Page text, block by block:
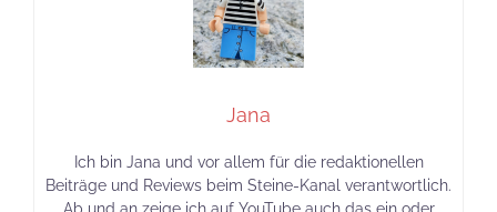
Jana
Ich bin Jana und vor allem für die redaktionellen
Beiträge und Reviews beim Steine-Kanal verantwortlich.
Ab und an zeige ich auf YouTube auch das ein oder